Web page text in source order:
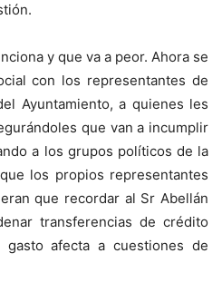
y que va a peor. Ahora se
con los representantes de
Ayuntamiento, a quienes les
que van a incumplir
a los grupos políticos de la
los propios representantes
que recordar al Sr Abellán
transferencias de crédito
afecta a cuestiones de